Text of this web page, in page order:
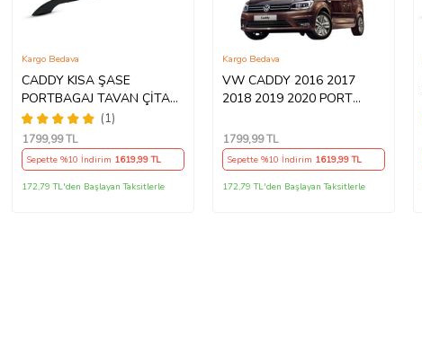
CADDY KISA ŞASE
PORTBAGAJ TAVAN ÇİTASI
SİYAH 2003 2004 2005
2006 2007 2008 2009 2010
(1)
Kargo Bedava
1799,99 TL
Sepette %10 İndirim 1619,99 TL
172,79 TL'den Başlayan Taksitlerle
VW CADDY 2016 2017
2018 2019 2020 PORT
Kargo Bedava
1799,99 TL
Sepette %10 İndirim 1619,99 TL
172,79 TL'den Başlayan Taksitlerle